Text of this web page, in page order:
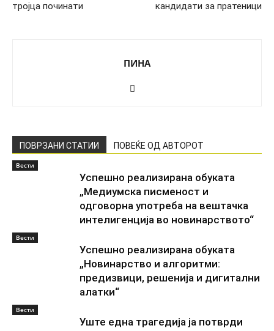
тројца починати
кандидати за пратеници
ПИНА
ПОВРЗАНИ СТАТИИ ПОВЕЌЕ ОД АВТОРОТ
Вести
Успешно реализирана обуката
„Медиумска писменост и
одговорна употреба на вештачка
интелигенција во новинарството“
Вести
Успешно реализирана обуката
„Новинарство и алгоритми:
предизвици, решенија и дигитални
алатки“
Вести
Уште една трагедија ја потврди